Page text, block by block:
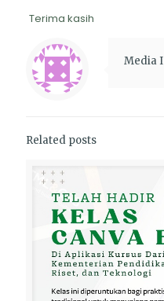
Terima kasih
Media
Related posts